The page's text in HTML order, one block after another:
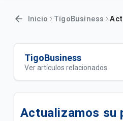
Inicio TigoBusiness
TigoBusiness
Ver artículos relacionados
Actualizamos su Internet+
Actualizamos su plan
Actualizamos su